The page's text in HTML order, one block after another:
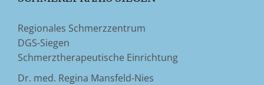
Regionales Schmerzzentrum
DGS-Siegen
Schmerztherapeutische Einrichtung
Dr. med. Regina Mansfeld-Nies